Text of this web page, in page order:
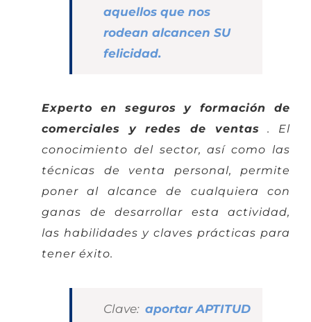
aquellos que nos
rodean alcancen SU ​​
felicidad.
Experto en seguros y formación de
comerciales y redes de ventas . El
conocimiento del sector, así como las
técnicas de venta personal, permite
poner al alcance de cualquiera con
ganas de desarrollar esta actividad,
las habilidades y claves prácticas para
tener éxito.
Clave: aportar APTITUD